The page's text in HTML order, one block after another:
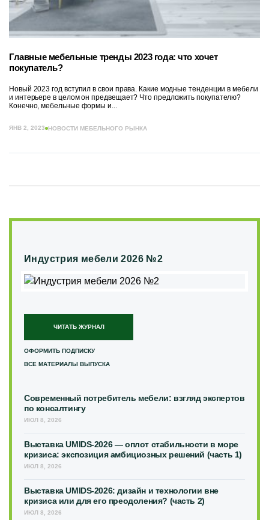
Главные мебельные тренды 2023 года: что хочет
покупатель?
Новый 2023 год вступил в свои права. Какие модные тенденции в мебели
и интерьере в целом он предвещает? Что предложить покупателю?
Конечно, мебельные формы и...
ЯНВ 2, 2023 НОВОСТИ МЕБЕЛЬНОГО РЫНКА
Индустрия мебели 2026 №2
ЧИТАТЬ ЖУРНАЛ
ОФОРМИТЬ ПОДПИСКУ
ВСЕ МАТЕРИАЛЫ ВЫПУСКА
Современный потребитель мебели: взгляд экспертов
по консалтингу
ИЮЛ 8, 2026
Выставка UMIDS-2026 — оплот стабильности в море
кризиса: экспозиция амбициозных решений (часть 1)
ИЮЛ 8, 2026
Выставка UMIDS-2026: дизайн и технологии вне
кризиса или для его преодоления? (часть 2)
ИЮЛ 8, 2026